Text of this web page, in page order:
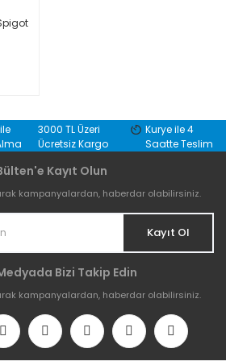
3000 TL Üzeri
Ücretsiz Kargo
Kurye ile 4
Saatte Teslim
Kayıt Olun
kampanyalardan, haberdar olabilirsiniz.
Kayıt Ol
Bizi Takip Edin
kampanyalardan, haberdar olabilirsiniz.